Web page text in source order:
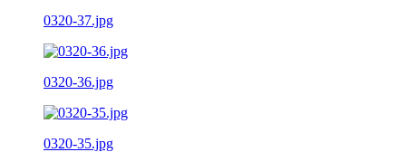
0320-37.jpg
0320-36.jpg
0320-35.jpg